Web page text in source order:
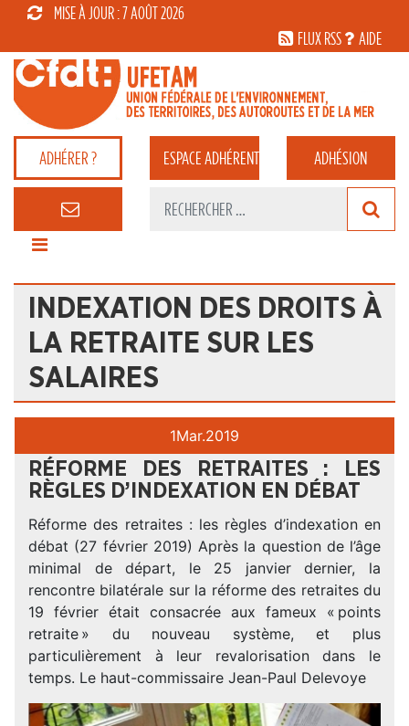
MISE À JOUR : 7 AOÛT 2026
FLUX RSS
AIDE
ADHÉRER ? ESPACEADHÉRENT ADHÉSION
INDEXATION DES DROITS À
LA RETRAITE SUR LES
SALAIRES
1Mar.2019
RÉFORME DES RETRAITES : LES
RÈGLES D’INDEXATION EN DÉBAT
Réforme des retraites : les règles d’indexation en
débat (27 février 2019) Après la question de l’âge
minimal de départ, le 25 janvier dernier, la
rencontre bilatérale sur la réforme des retraites du
19 février était consacrée aux fameux « points
retraite » du nouveau système, et plus
particulièrement à leur revalorisation dans le
temps. Le haut-commissaire Jean-Paul Delevoye